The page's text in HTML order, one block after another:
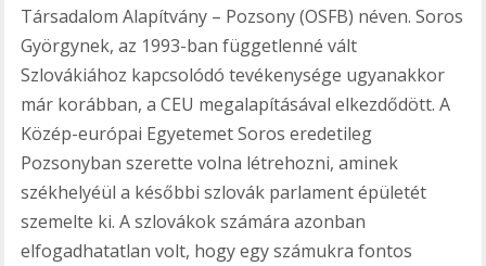
Társadalom Alapítvány – Pozsony (OSFB) néven. Soros
Györgynek, az 1993-ban függetlenné vált
Szlovákiához kapcsolódó tevékenysége ugyanakkor
már korábban, a CEU megalapításával elkezdődött. A
Közép-európai Egyetemet Soros eredetileg
Pozsonyban szerette volna létrehozni, aminek
székhelyéül a későbbi szlovák parlament épületét
szemelte ki. A szlovákok számára azonban
elfogadhatatlan volt, hogy egy számukra fontos